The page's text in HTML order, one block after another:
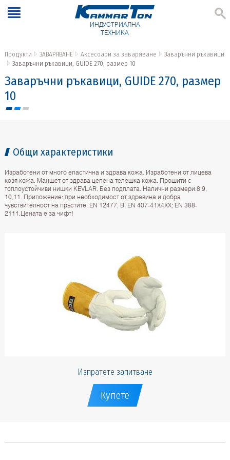
ИНДУСТРИАЛНА
ТЕХНИКА
Продукти ЗАВАРЯВАНЕ Аксесоари за заваряване
Заваръчни ръкавици
Заваръчни ръкавици, GUIDE 270, размер 10
Заваръчни ръкавици, GUIDE 270, размер
10
Общи характеристики
Изработени от много еластична и здрава кожа. Изработени от лицева
козя кожа. Маншет от здрава цепена телешка кожа. Прошити с
топлоустойчиви нишки KEVLAR. Без подплата. Налични размери:8,9,
10,11. Приложение: при необходимост от здравина и добра
чувствителност на пръстите. EN 12477, B; EN 407-41X4XX; EN 388-
2111.Цената е за чифт!
Изпратете запитване
Купете